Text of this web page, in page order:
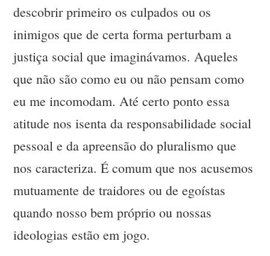
descobrir primeiro os culpados ou os
inimigos que de certa forma perturbam a
justiça social que imaginávamos. Aqueles
que não são como eu ou não pensam como
eu me incomodam. Até certo ponto essa
atitude nos isenta da responsabilidade social
pessoal e da apreensão do pluralismo que
nos caracteriza. É comum que nos acusemos
mutuamente de traidores ou de egoístas
quando nosso bem próprio ou nossas
ideologias estão em jogo.